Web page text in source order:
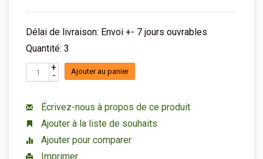
Délai de livraison: Envoi +- 7 jours ouvrables
Quantité: 3
+
- Ajouter au panier
Écrivez-nous à propos de ce produit
Ajouter à la liste de souhaits
Ajouter pour comparer
Imprimer